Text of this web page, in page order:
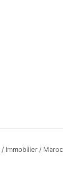
/ Immobilier/